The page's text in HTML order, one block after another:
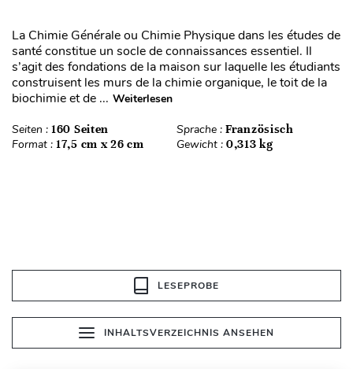
La Chimie Générale ou Chimie Physique dans les études de
santé constitue un socle de connaissances essentiel. Il
s’agit des fondations de la maison sur laquelle les étudiants
construisent les murs de la chimie organique, le toit de la
biochimie et de ... Weiterlesen
Seiten : 160 Seiten Sprache : Französisch
Format : 17,5 cm x 26 cm Gewicht : 0,313 kg
LESEPROBE
INHALTSVERZEICHNIS ANSEHEN